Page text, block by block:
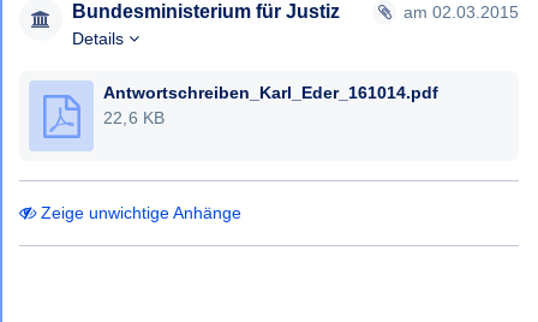
Bundesministerium für Justiz
am 02.03.2015
Details
Antwortschreiben_Karl_Eder_161014.pdf
22,6 KB
Zeige unwichtige Anhänge